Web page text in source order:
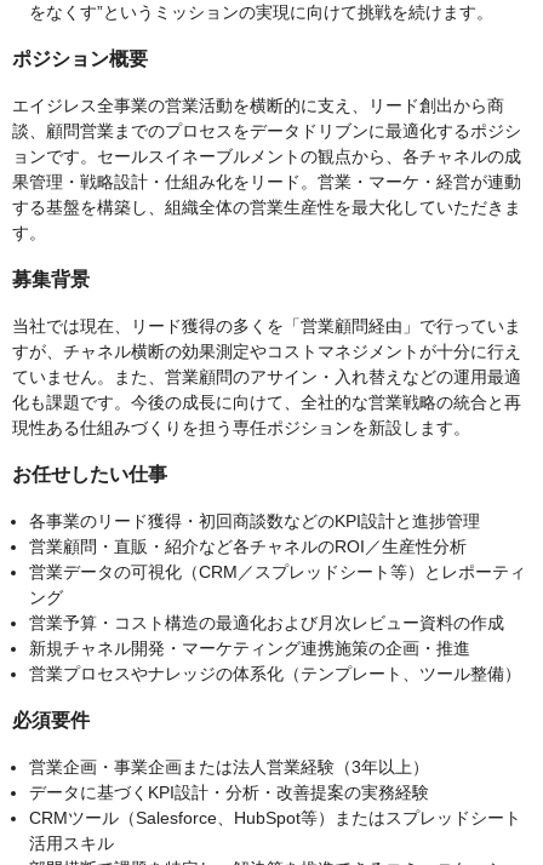
をなくす”というミッションの実現に向けて挑戦を続けます。
ポジション概要
エイジレス全事業の営業活動を横断的に支え、リード創出から商
談、顧問営業までのプロセスをデータドリブンに最適化するポジシ
ョンです。セールスイネーブルメントの観点から、各チャネルの成
果管理・戦略設計・仕組み化をリード。営業・マーケ・経営が連動
する基盤を構築し、組織全体の営業生産性を最大化していただきま
す。
募集背景
当社では現在、リード獲得の多くを「営業顧問経由」で行っていま
すが、チャネル横断の効果測定やコストマネジメントが十分に行え
ていません。また、営業顧問のアサイン・入れ替えなどの運用最適
化も課題です。今後の成長に向けて、全社的な営業戦略の統合と再
現性ある仕組みづくりを担う専任ポジションを新設します。
お任せしたい仕事
各事業のリード獲得・初回商談数などのKPI設計と進捗管理
営業顧問・直販・紹介など各チャネルのROI／生産性分析
営業データの可視化（CRM／スプレッドシート等）とレポーティ
ング
営業予算・コスト構造の最適化および月次レビュー資料の作成
新規チャネル開発・マーケティング連携施策の企画・推進
営業プロセスやナレッジの体系化（テンプレート、ツール整備）
必須要件
営業企画・事業企画または法人営業経験（3年以上）
データに基づくKPI設計・分析・改善提案の実務経験
CRMツール（Salesforce、HubSpot等）またはスプレッドシート
活用スキル